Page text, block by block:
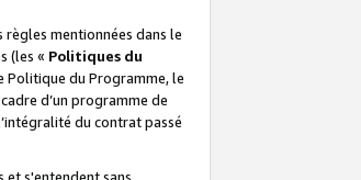
mentionnées dans le
(les « Politiques du
Politique du Programme, le
d’un programme de
du contrat passé